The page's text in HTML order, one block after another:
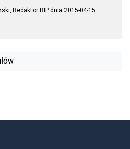
Redaktor BIP dnia 2015-04-15